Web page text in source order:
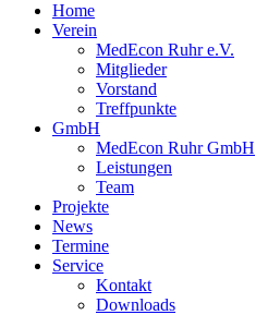
Home
Verein
MedEcon Ruhr e.V.
Mitglieder
Vorstand
Treffpunkte
GmbH
MedEcon Ruhr GmbH
Leistungen
Team
Projekte
News
Termine
Service
Kontakt
Downloads